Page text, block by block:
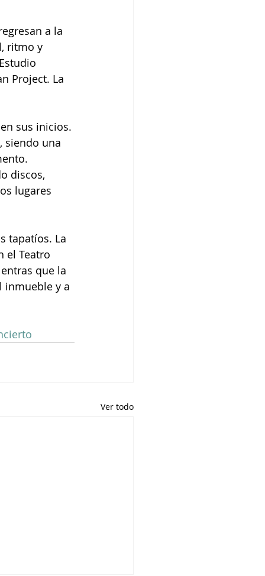
a la
ritmo y
Project. La
sus inicios.
siendo una
discos,
lugares
tapatíos. La
el Teatro
que la
inmueble y a
Ver todo